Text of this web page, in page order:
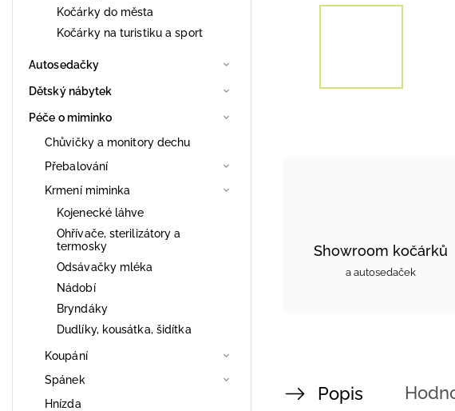
Kočárky do města
Kočárky na turistiku a sport
Autosedačky
Dětský nábytek
Péče o miminko
Chůvičky a monitory dechu
Přebalování
Krmení miminka
Kojenecké láhve
Ohřívače, sterilizátory a
termosky
Odsávačky mléka
Nádobí
Bryndáky
Dudlíky, kousátka, šidítka
Koupání
Spánek
Hnízda
Showroom kočárků
a autosedaček
Popis